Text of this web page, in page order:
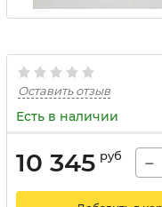
Оставить отзыв
Есть в наличии
10 345 руб −